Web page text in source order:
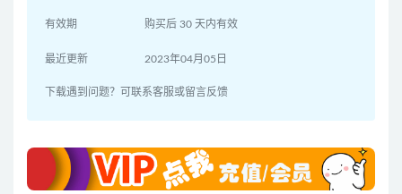
有效期 购买后 30 天内有效
最近更新 2023年04月05日
下载遇到问题？可联系客服或留言反馈